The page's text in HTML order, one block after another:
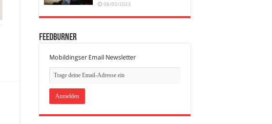
08/03/2023
FeedBurner
Mobildingser Email Newsletter